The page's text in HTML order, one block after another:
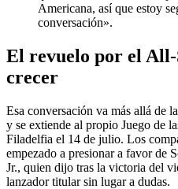
Americana, así que estoy
conversación».
El revuelo por el
crecer
Esa conversación va más allá de
y se extiende al propio Juego de
Filadelfia el 14 de julio. Los
empezado a presionar a favor de
Jr., quien dijo tras la victoria del
lanzador titular sin lugar a dudas.